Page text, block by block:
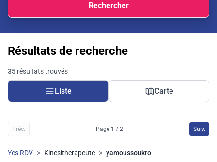
Rechercher
Résultats de recherche
35 résultats trouvés
Liste Carte
Préc. Page 1 / 2 Suiv.
Yes RDV > Kinesitherapeute > yamoussoukro